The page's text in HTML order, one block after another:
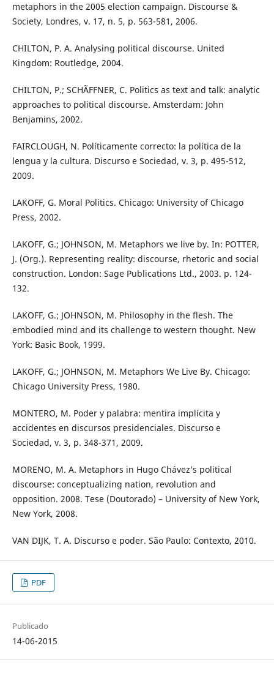
metaphors in the 2005 election campaign. Discourse &
Society, Londres, v. 17, n. 5, p. 563-581, 2006.
CHILTON, P. A. Analysing political discourse. United
Kingdom: Routledge, 2004.
CHILTON, P.; SCHÃFFNER, C. Politics as text and talk: analytic
approaches to political discourse. Amsterdam: John
Benjamins, 2002.
FAIRCLOUGH, N. Políticamente correcto: la política de la
lengua y la cultura. Discurso e Sociedad, v. 3, p. 495-512,
2009.
LAKOFF, G. Moral Politics. Chicago: University of Chicago
Press, 2002.
LAKOFF, G.; JOHNSON, M. Metaphors we live by. In: POTTER,
J. (Org.). Representing reality: discourse, rhetoric and social
construction. London: Sage Publications Ltd., 2003. p. 124-
132.
LAKOFF, G.; JOHNSON, M. Philosophy in the flesh. The
embodied mind and its challenge to western thought. New
York: Basic Book, 1999.
LAKOFF, G.; JOHNSON, M. Metaphors We Live By. Chicago:
Chicago University Press, 1980.
MONTERO, M. Poder y palabra: mentira implícita y
accidentes en discursos presidenciales. Discurso e
Sociedad, v. 3, p. 348-371, 2009.
MORENO, M. A. Metaphors in Hugo Chávez’s political
discourse: conceptualizing nation, revolution and
opposition. 2008. Tese (Doutorado) – University of New York,
New York, 2008.
VAN DIJK, T. A. Discurso e poder. São Paulo: Contexto, 2010.
PDF
Publicado
14-06-2015